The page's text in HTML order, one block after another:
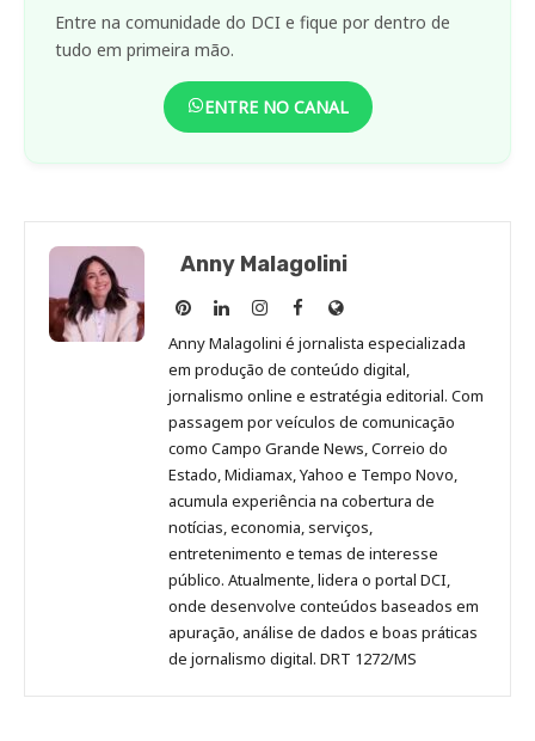
Entre na comunidade do DCI e fique por dentro de
tudo em primeira mão.
ENTRE NO CANAL
Anny Malagolini
Anny
Malagolini
no
Pinterest
Anny
Malagolini
no
LinkedIn
Anny
Malagolini
no
Instagram
Anny
Malagolini
no
Facebook
Site
de
Anny
Malagolini
Anny Malagolini é jornalista especializada
em produção de conteúdo digital,
jornalismo online e estratégia editorial. Com
passagem por veículos de comunicação
como Campo Grande News, Correio do
Estado, Midiamax, Yahoo e Tempo Novo,
acumula experiência na cobertura de
notícias, economia, serviços,
entretenimento e temas de interesse
público. Atualmente, lidera o portal DCI,
onde desenvolve conteúdos baseados em
apuração, análise de dados e boas práticas
de jornalismo digital. DRT 1272/MS